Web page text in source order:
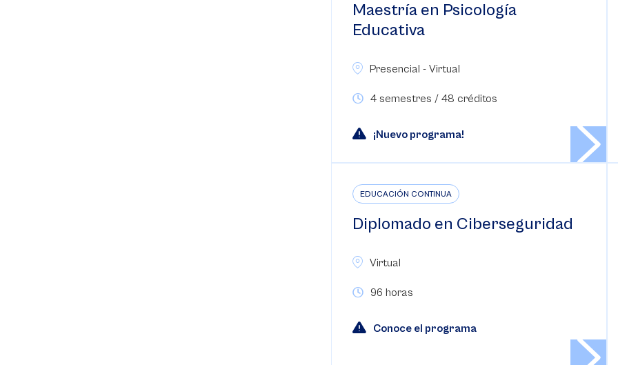
Maestría en Psicología
Educativa
Presencial - Virtual
4 semestres / 48 créditos
¡Nuevo programa!
EDUCACIÓN CONTINUA
Diplomado en Ciberseguridad
Virtual
96 horas
Conoce el programa